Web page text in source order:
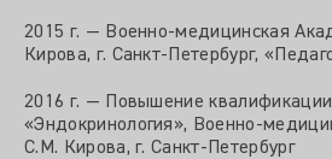
2015 г. — Военно-медицинская
Кирова, г. Санкт-Петербург,
2016 г. — Повышение
«Эндокринология», Военно-
С.М. Кирова, г. Санкт-Петербург